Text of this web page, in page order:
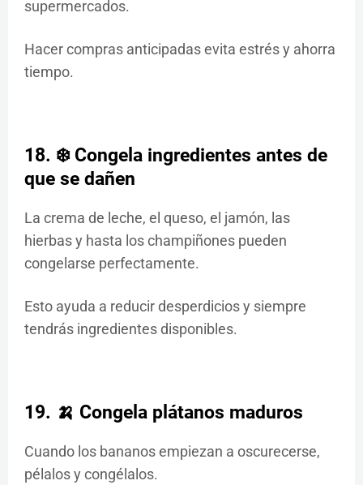
supermercados.
Hacer compras anticipadas evita estrés y ahorra
tiempo.
18. ❄️ Congela ingredientes antes de
que se dañen
La crema de leche, el queso, el jamón, las
hierbas y hasta los champiñones pueden
congelarse perfectamente.
Esto ayuda a reducir desperdicios y siempre
tendrás ingredientes disponibles.
19. 🍌 Congela plátanos maduros
Cuando los bananos empiezan a oscurecerse,
pélalos y congélalos.